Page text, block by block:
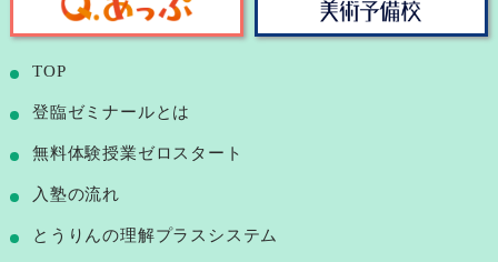
TOP
登臨ゼミナールとは
無料体験授業ゼロスタート
⼊塾の流れ
とうりんの理解プラスシステム